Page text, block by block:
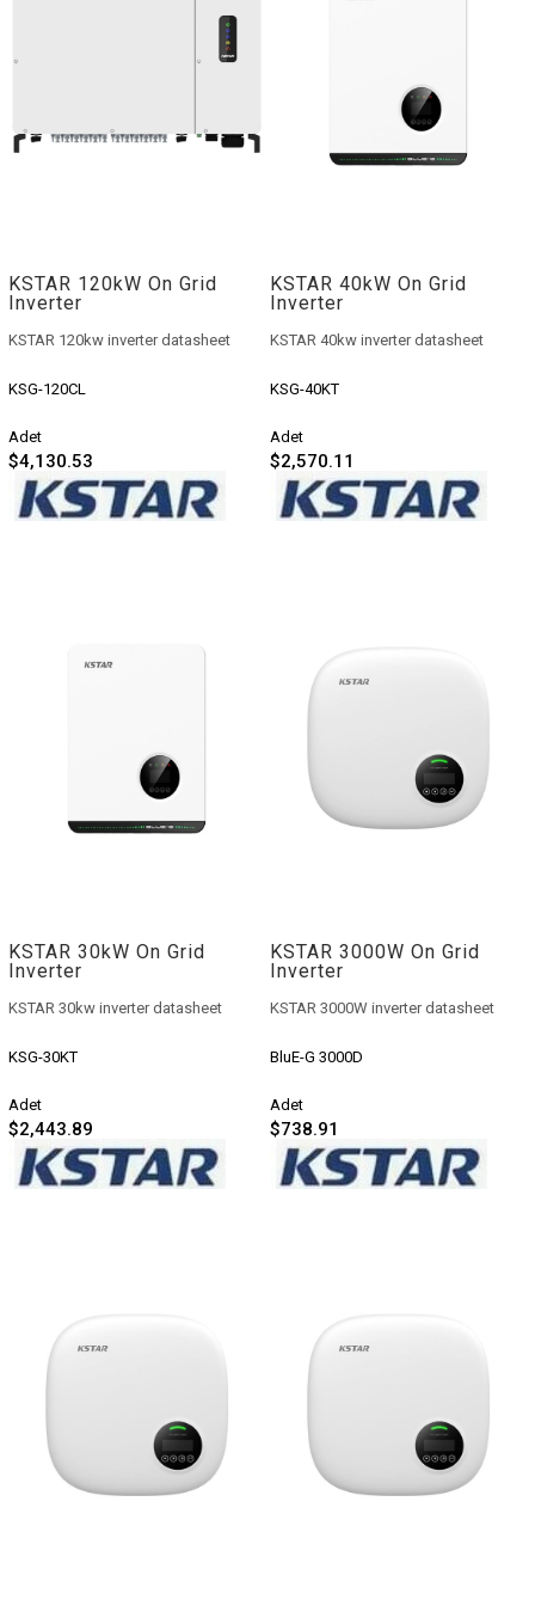
KSTAR 120kW On Grid
Inverter
KSTAR 120kw inverter datasheet
KSG-120CL
Adet
$4,130.53
KSTAR 40kW On Grid
Inverter
KSTAR 40kw inverter datasheet
KSG-40KT
Adet
$2,570.11
KSTAR 30kW On Grid
Inverter
KSTAR 30kw inverter datasheet
KSG-30KT
Adet
$2,443.89
KSTAR 3000W On Grid
Inverter
KSTAR 3000W inverter datasheet
BluE-G 3000D
Adet
$738.91